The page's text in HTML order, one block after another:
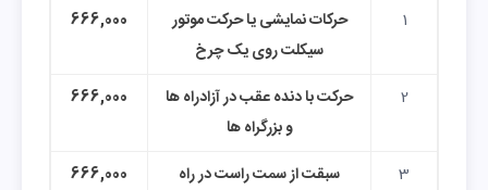
1
حرکات نمایشی یا حرکت موتور
سیکلت روی یک چرخ
666,000
2
حرکت با دنده عقب در آزادراه ها
و بزرگراه ها
666,000
3
سبقت از سمت راست در راه
666,000